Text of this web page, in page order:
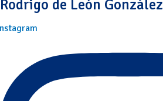
Rodrigo de León González